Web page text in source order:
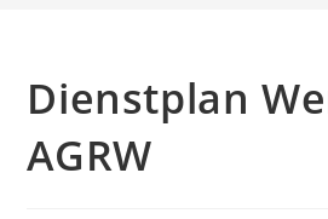
Dienstplan
AGRW